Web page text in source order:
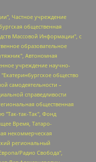
"Типография", Моргенштерн Алишер Тагирович, Соболь Любовь Эдуардовна, Общество с ограниченной ответственностью "ЛИЗА НОРМ", Каспаров Гарри Кимович, Ходорковский Михаил Борисович, Общество с ограниченной ответственностью "Апрельские тезисы", Данилович Ирина Брониславовна, Кашин Олег Владимирович, Петров Николай Владимирович, Пивоваров Алексей Владимирович, Соколов Михаил Владимирович, Цветкова Юлия Владимировна, Чичваркин Евгений Александрович, Комитет против пыток/Команда против пыток, Общество с ограниченной ответственностью "Первый научный", Общество с ограниченной ответственностью "Вертолет и ко", Белоцерковская Вероника Борисовна, Кац Максим Евгеньевич, Лазарева Татьяна Юрьевна, Шаведдинов Руслан Табризович, Яшин Илья Валерьевич, Общество с ограниченной ответственностью "Иноагент ААВ", Алешковский Дмитрий Петрович, Альбац Евгения Марковна, Быков Дмитрий Львович, Галямина Юлия Евгеньевна, Лойко Сергей Леонидович, Мартынов Кирилл Константинович, Медведев Сергей Александрович, Крашенинников Федор Геннадиевич, Гордеева Катерина Вл